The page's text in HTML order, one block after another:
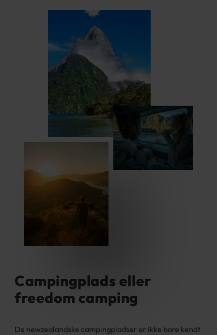
Campingplads eller
freedom camping
De newzealandske campingpladser er ikke bare kendt